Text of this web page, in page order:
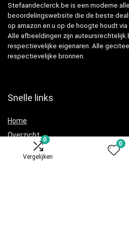
0
Vergelijken
0
Stefaandeclerck.be is een moderne
beoordelingswebsite die de beste
op amazon en u op de hoogte houdt
Alle afbeeldingen zijn auteursrechtelijk
respectievelijke eigenaren. Alle
respectievelijke bronnen.
Snelle links
Home
Overzicht
Alles winkelen